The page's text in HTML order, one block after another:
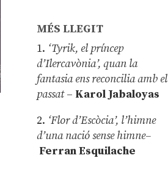
MÉS LLEGIT
1. ‘Tyrik, el príncep
d’Ilercavònia’, quan la
fantasia ens reconcilia amb el
passat– Karol Jabaloyas
2. ‘Flor d’Escòcia’, l’himne
d’una nació sense himne–
Ferran Esquilache